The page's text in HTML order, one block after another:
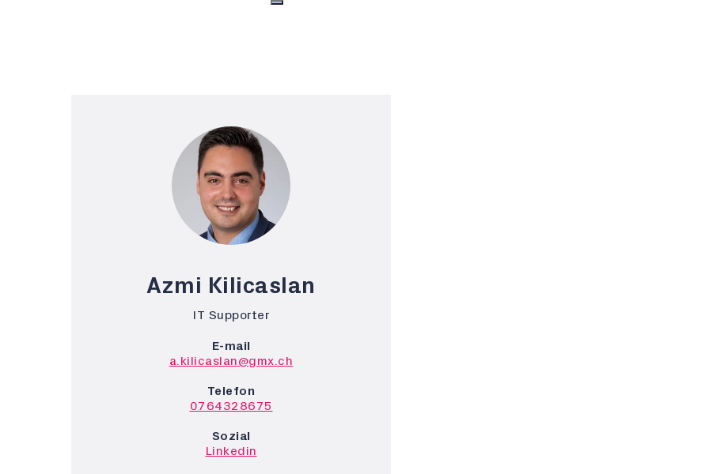
Azmi Kilicaslan
IT Supporter
E-mail
a.kilicaslan@gmx.ch
Telefon
0764328675
Sozial
Linkedin